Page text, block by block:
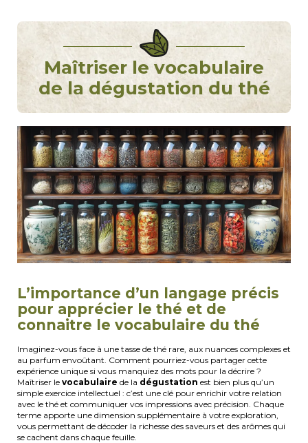
Maîtriser le vocabulaire
de la dégustation du thé
L’importance d’un langage précis
pour apprécier le thé et de
connaitre le vocabulaire du thé
Imaginez-vous face à une tasse de thé rare, aux nuances complexes et
au parfum envoûtant. Comment pourriez-vous partager cette
expérience unique si vous manquiez des mots pour la décrire ?
Maîtriser le vocabulaire de la dégustation est bien plus qu’un
simple exercice intellectuel : c’est une clé pour enrichir votre relation
avec le thé et communiquer vos impressions avec précision. Chaque
terme apporte une dimension supplémentaire à votre exploration,
vous permettant de décoder la richesse des saveurs et des arômes qui
se cachent dans chaque feuille.